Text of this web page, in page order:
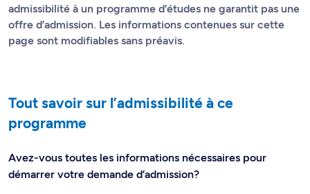
admissibilité à un programme d’études ne garantit pas une
offre d’admission. Les informations contenues sur cette
page sont modifiables sans préavis.
Tout savoir sur l’admissibilité à ce
programme
Avez-vous toutes les informations nécessaires pour
démarrer votre demande d’admission?